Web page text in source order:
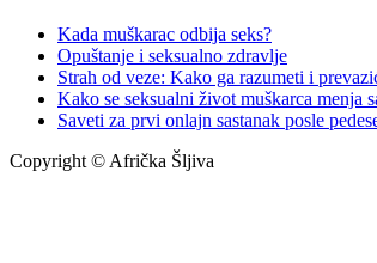
Kada muškarac odbija seks?
Opuštanje i seksualno zdravlje
Strah od veze: Kako ga razumeti i
Kako se seksualni život muškarca menja
Saveti za prvi onlajn sastanak posle
Copyright © Afrička Šljiva